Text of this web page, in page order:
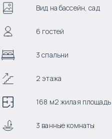
Вид на бассейн, сад
6 гостей
3 спальни
2 этажа
168 м2 жилая площадь
3 ванные комнаты